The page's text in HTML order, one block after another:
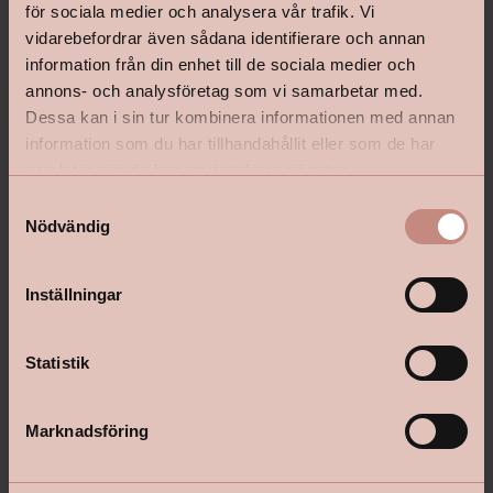
för sociala medier och analysera vår trafik. Vi
vidarebefordrar även sådana identifierare och annan
information från din enhet till de sociala medier och
annons- och analysföretag som vi samarbetar med.
Dessa kan i sin tur kombinera informationen med annan
information som du har tillhandahållit eller som de har
Nödvändig
Inställningar
Statistik
Marknadsföring
shop@happyhomes.se
Happy Homes är Sveriges äldsta frivilliga färghandelskedja med